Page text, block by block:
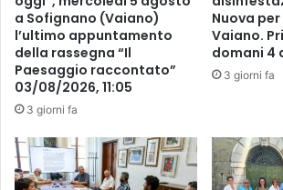
E
Z
A
G
I
L
I
A
S
O
L
O
C
O
I
V
O
a Sofignano (Vaiano)
l’ultimo appuntamento
della rassegna “Il
Paesaggio raccontato”
03/08/2026, 11:05
3 giorni fa
Nuova
Vaiano.
domani 4
3 giorni fa